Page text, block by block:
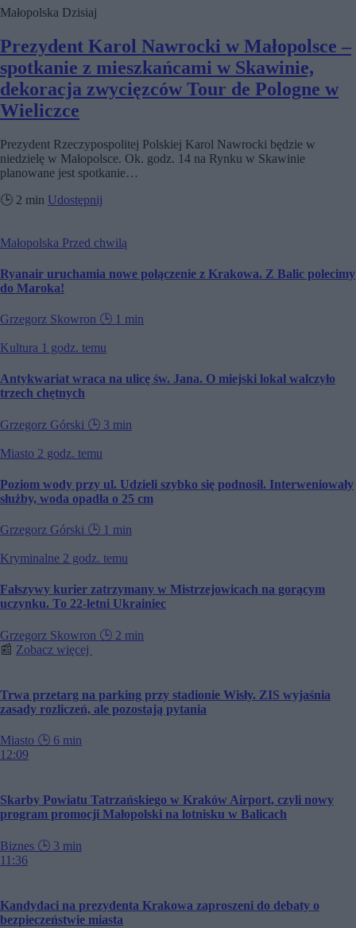
Małopolska Dzisiaj
Prezydent Karol Nawrocki w Małopolsce –
spotkanie z mieszkańcami w Skawinie,
dekoracja zwycięzców Tour de Pologne w
Wieliczce
Prezydent Rzeczypospolitej Polskiej Karol Nawrocki będzie w
niedzielę w Małopolsce. Ok. godz. 14 na Rynku w Skawinie
planowane jest spotkanie…
🕒 2 min Udostępnij
Małopolska Przed chwilą
Ryanair uruchamia nowe połączenie z Krakowa. Z Balic polecimy
do Maroka!
Grzegorz Skowron 🕒 1 min
Kultura 1 godz. temu
Antykwariat wraca na ulicę św. Jana. O miejski lokal walczyło
trzech chętnych
Grzegorz Górski 🕒 3 min
Miasto 2 godz. temu
Poziom wody przy ul. Udzieli szybko się podnosił. Interweniowały
służby, woda opadła o 25 cm
Grzegorz Górski 🕒 1 min
Kryminalne 2 godz. temu
Fałszywy kurier zatrzymany w Mistrzejowicach na gorącym
uczynku. To 22-letni Ukrainiec
Grzegorz Skowron 🕒 2 min
📰 Zobacz więcej
Trwa przetarg na parking przy stadionie Wisły. ZIS wyjaśnia
zasady rozliczeń, ale pozostają pytania
Miasto 🕒 6 min
12:09
Skarby Powiatu Tatrzańskiego w Kraków Airport, czyli nowy
program promocji Małopolski na lotnisku w Balicach
Biznes 🕒 3 min
11:36
Kandydaci na prezydenta Krakowa zaproszeni do debaty o
bezpieczeństwie miasta